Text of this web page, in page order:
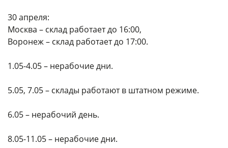
30 апреля:
Москва – склад работает до 16:00,
Воронеж – склад работает до 17:00.
1.05-4.05 – нерабочие дни.
5.05, 7.05 – склады работают в штатном режиме.
6.05 – нерабочий день.
8.05-11.05 – нерабочие дни.